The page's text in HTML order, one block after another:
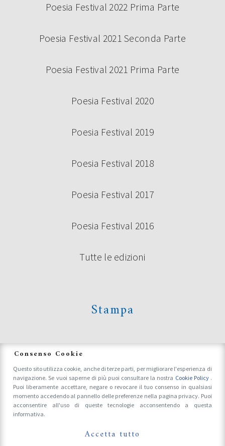
Poesia Festival 2022 Prima Parte
Poesia Festival 2021 Seconda Parte
Poesia Festival 2021 Prima Parte
Poesia Festival 2020
Poesia Festival 2019
Poesia Festival 2018
Poesia Festival 2017
Poesia Festival 2016
Tutte le edizioni
Stampa
Accrediti Stampa e Fotografi
Follow Us On
Consenso Cookie
Questo sito utilizza cookie, anche di terze parti, per migliorare l'esperienza di
navigazione. Se vuoi saperne di più puoi consultare la nostra Cookie Policy .
Puoi liberamente accettare, negare o revocare il tuo consenso in qualsiasi
momento accedendo al pannello delle preferenze nella pagina privacy. Puoi
acconsentire all'uso di queste tecnologie acconsentendo a questa
informativa.
Accetta tutto